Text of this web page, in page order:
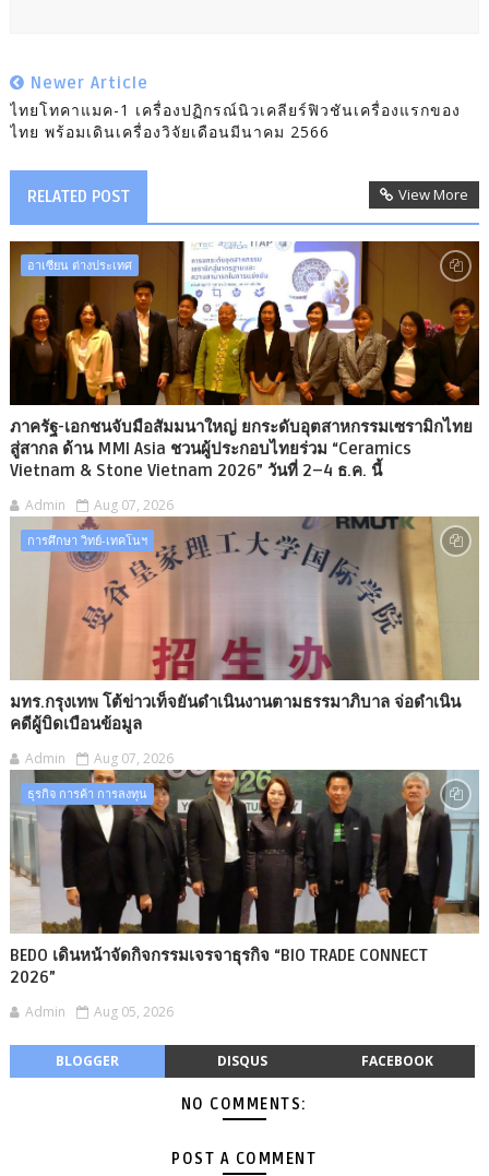
Newer Article
ไทยโทคาแมค-1 เครื่องปฏิกรณ์นิวเคลียร์ฟิวชันเครื่องแรกของ
ไทย พร้อมเดินเครื่องวิจัยเดือนมีนาคม 2566
RELATED POST View More
อาเซียน ต่างประเทศ
ภาครัฐ-เอกชนจับมือสัมมนาใหญ่ ยกระดับอุตสาหกรรมเซรามิกไทย
สู่สากล ด้าน MMI Asia ชวนผู้ประกอบไทยร่วม “Ceramics
Vietnam & Stone Vietnam 2026” วันที่ 2–4 ธ.ค. นี้
Admin Aug 07, 2026
การศึกษา วิทย์-เทคโนฯ
มทร.กรุงเทพ โต้ข่าวเท็จยันดำเนินงานตามธรรมาภิบาล จ่อดำเนิน
คดีผู้บิดเบือนข้อมูล
Admin Aug 07, 2026
ธุรกิจ การค้า การลงทุน
BEDO เดินหน้าจัดกิจกรรมเจรจาธุรกิจ “BIO TRADE CONNECT
2026”
Admin Aug 05, 2026
BLOGGER DISQUS FACEBOOK
NO COMMENTS:
POST A COMMENT